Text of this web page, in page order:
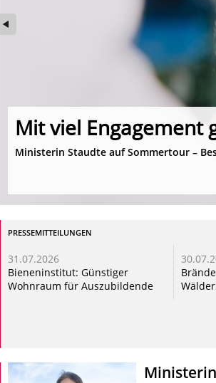
Mit viel Engagement
Ministerin Staudte auf Sommertour –
PRESSEMITTEILUNGEN
31.07.2026
Bieneninstitut: Günstiger
Wohnraum für Auszubildende